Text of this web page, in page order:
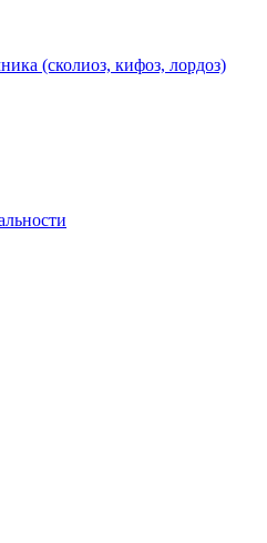
(сколиоз, кифоз, лордоз)